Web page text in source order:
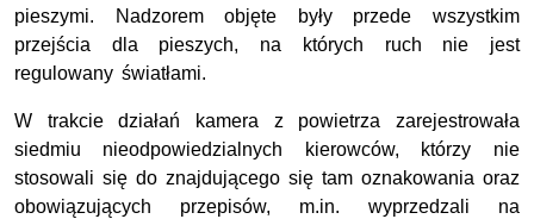
pieszymi. Nadzorem objęte były przede wszystkim
przejścia dla pieszych, na których ruch nie jest
regulowany światłami.
W trakcie działań kamera z powietrza zarejestrowała
siedmiu nieodpowiedzialnych kierowców, którzy nie
stosowali się do znajdującego się tam oznakowania oraz
obowiązujących przepisów, m.in. wyprzedzali na